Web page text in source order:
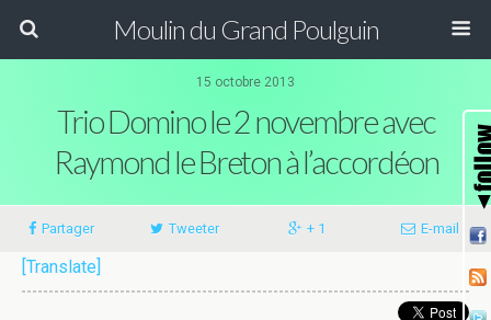
Moulin du Grand Poulguin
15 octobre 2013
Trio Domino le 2 novembre avec
Raymond le Breton à l’accordéon
Partager Tweeter + 1 E-mail
[Translate]